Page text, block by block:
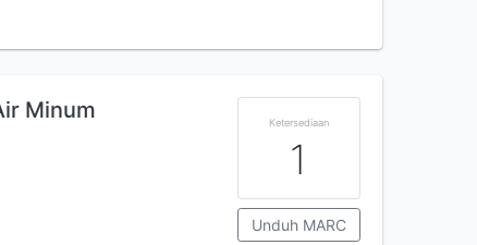
Minum Ketersediaan
1
Unduh MARC